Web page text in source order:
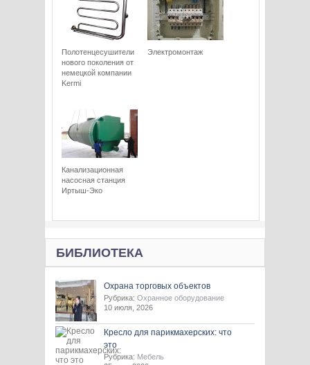
Полотенцесушители
нового поколения от
немецкой компании
Kermi
Электромонтаж
Канализационная
насосная станция
Иртыш-Эко
БИБЛИОТЕКА
Охрана торговых объектов
Рубрика: Охранное оборудование
10 июля, 2026
Кресло для парикмахерских: что
это
Рубрика: Мебель